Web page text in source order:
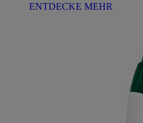
ENTDECKE MEHR